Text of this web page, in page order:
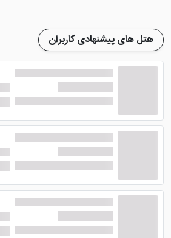
اشاره کرد.
رستوران و کافی‌شاپ
یزد
هتل کهن کاشانه یزد رستوران بسیار
غذاهای ایرانی و سنتی اصیل یزد را
می کنند. فضای سنتی رستوران و
تا لذت صرف غذا برای میهمانان دو
رستوران این هتل یزد انتخابی بوده و
عرضه می شود.
هتل های پیشنهادی کاربران